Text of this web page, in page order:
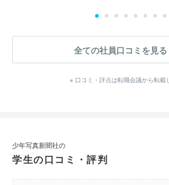
全ての社員口コミを見る
※ 口コミ・評点は転職会議から転載
少年写真新聞社の
学生の口コミ・評判